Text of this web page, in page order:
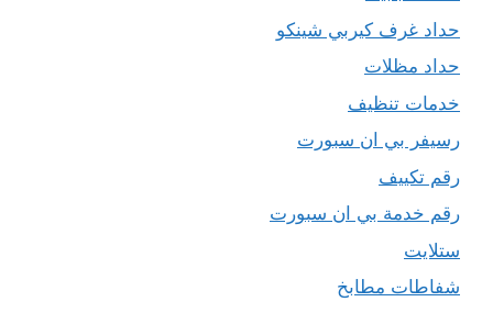
حداد غرف كيربي شينكو
حداد مظلات
خدمات تنظيف
رسيفر بي ان سبورت
رقم تكييف
رقم خدمة بي ان سبورت
ستلايت
شفاطات مطابخ